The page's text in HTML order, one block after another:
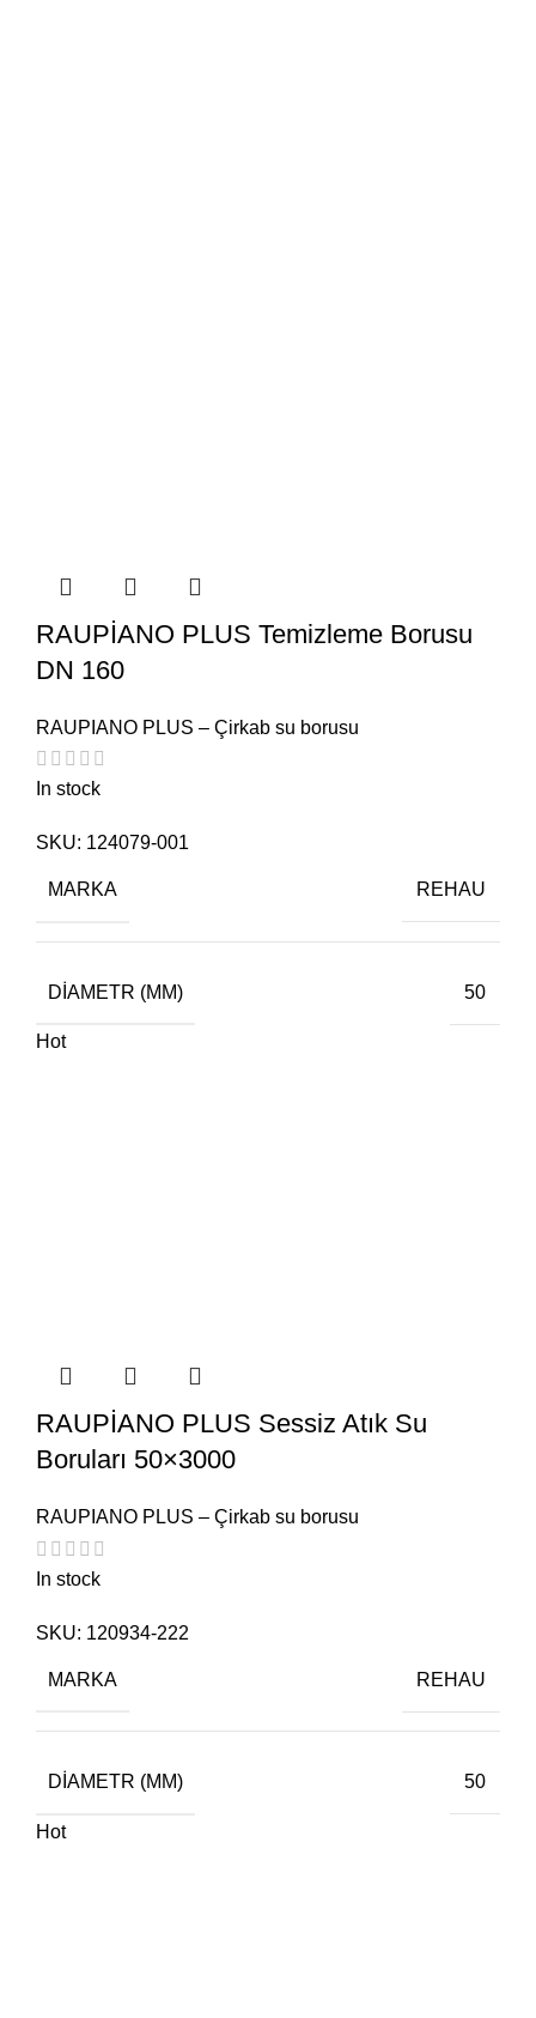
RAUPİANO PLUS Temizleme Borusu
DN 160
RAUPIANO PLUS – Çirkab su borusu
In stock
SKU: 124079-001
MARKA REHAU
DIAMETR (MM) 50
Hot
RAUPİANO PLUS Sessiz Atık Su
Boruları 50×3000
RAUPIANO PLUS – Çirkab su borusu
In stock
SKU: 120934-222
MARKA REHAU
DIAMETR (MM) 50
Hot